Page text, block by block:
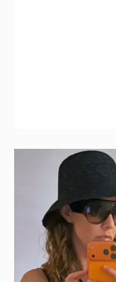
Где и как
сыном, Тина
и экс-